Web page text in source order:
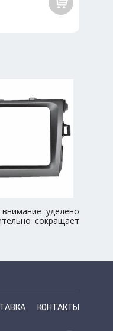
уделено
сокращает
КОНТАКТЫ